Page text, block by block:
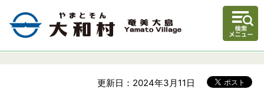
更新日：2024年3月11日